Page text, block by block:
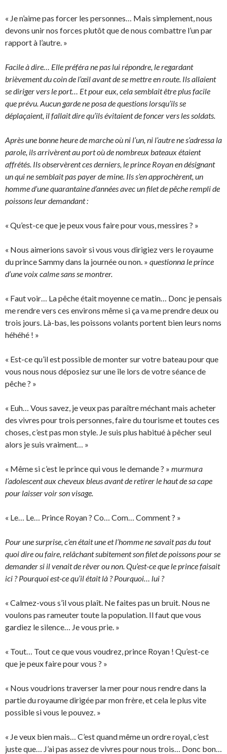
« Je n’aime pas forcer les personnes… Mais simplement, nous
devons unir nos forces plutôt que de nous combattre l’un par
rapport à l’autre. »
Facile à dire… Elle préféra ne pas lui répondre, le regardant
brièvement du coin de l’œil avant de se mettre en route. Ils allaient
se diriger vers le port… Et pour eux, cela semblait être plus facile
que prévu. Aucun garde ne posa de questions lorsqu’ils se
déplaçaient, il fallait dire qu’ils évitaient de foncer vers les soldats.
Après une bonne heure de marche où ni l’un, ni l’autre ne s’adressa la
parole, ils arrivèrent au port où de nombreux bateaux étaient
affrétés. Ils observèrent ces derniers, le prince Royan en désignant
un qui ne semblait pas payer de mine. Ils s’en approchèrent, un
homme d’une quarantaine d’années avec un filet de pêche rempli de
poissons leur demandant :
« Qu’est-ce que je peux vous faire pour vous, messires ? »
« Nous aimerions savoir si vous vous dirigiez vers le royaume
du prince Sammy dans la journée ou non. » questionna le prince
d’une voix calme sans se montrer.
« Faut voir… La pêche était moyenne ce matin… Donc je pensais
me rendre vers ces environs même si ça va me prendre deux ou
trois jours. Là-bas, les poissons volants portent bien leurs noms
héhéhé ! »
« Est-ce qu’il est possible de monter sur votre bateau pour que
vous nous nous déposiez sur une île lors de votre séance de
pêche ? »
« Euh… Vous savez, je veux pas paraître méchant mais acheter
des vivres pour trois personnes, faire du tourisme et toutes ces
choses, c’est pas mon style. Je suis plus habitué à pêcher seul
alors je suis vraiment… »
« Même si c’est le prince qui vous le demande ? » murmura
l’adolescent aux cheveux bleus avant de retirer le haut de sa cape
pour laisser voir son visage.
« Le… Le… Prince Royan ? Co… Com… Comment ? »
Pour une surprise, c’en était une et l’homme ne savait pas du tout
quoi dire ou faire, relâchant subitement son filet de poissons pour se
demander si il venait de rêver ou non. Qu’est-ce que le prince faisait
ici ? Pourquoi est-ce qu’il était là ? Pourquoi… lui ?
« Calmez-vous s’il vous plaît. Ne faites pas un bruit. Nous ne
voulons pas rameuter toute la population. Il faut que vous
gardiez le silence… Je vous prie. »
« Tout… Tout ce que vous voudrez, prince Royan ! Qu’est-ce
que je peux faire pour vous ? »
« Nous voudrions traverser la mer pour nous rendre dans la
partie du royaume dirigée par mon frère, et cela le plus vite
possible si vous le pouvez. »
« Je veux bien mais… C’est quand même un ordre royal, c’est
juste que… J’ai pas assez de vivres pour nous trois… Donc bon…